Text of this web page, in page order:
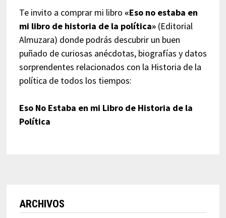
Te invito a comprar mi libro «Eso no estaba en
mi libro de historia de la política»(Editorial
Almuzara) donde podrás descubrir un buen
puñado de curiosas anécdotas, biografías y datos
sorprendentes relacionados con la Historia de la
política de todos los tiempos:
Eso No Estaba en mi Libro de Historia de la
Política
ARCHIVOS